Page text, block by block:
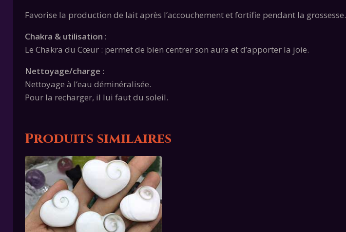
Favorise la production de lait après l’accouchement et fortifie pendant la grossesse.
Chakra & utilisation :
Le Chakra du Cœur : permet de bien centrer son aura et d’apporter la joie.
Nettoyage/charge :
Nettoyage à l‘eau déminéralisée.
Pour la recharger, il lui faut du soleil.
Produits similaires